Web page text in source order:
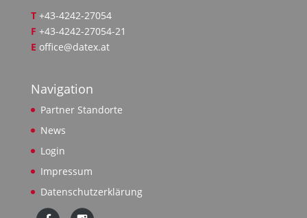
T+43-4242-27054
F +43-4242-27054-21
E office@datex.at
Navigation
Partner Standorte
News
Login
Impressum
Datenschutzerklärung